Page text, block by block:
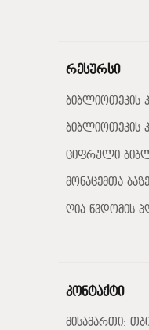
რესურსი
ბიბლიოთეკის
ბიბლიოთეკის
ციფრული
მონაცემთა
ღია წვდომის
კონტაქტი
მისამართი: